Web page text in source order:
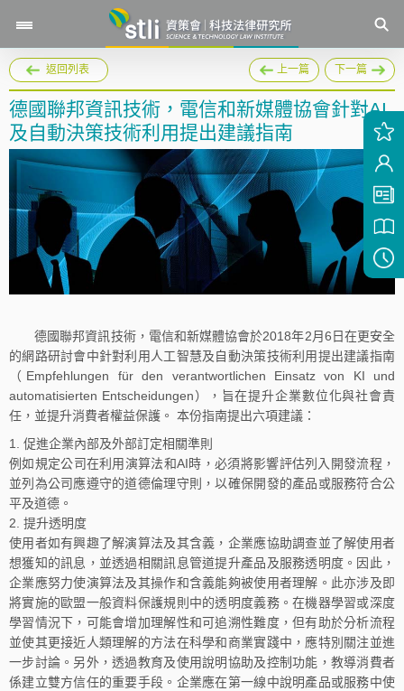
返回列表 上一篇 下一篇
德國聯邦資訊技術，電信和新媒體協會針對AI
及自動決策技術利用提出建議指南
德國聯邦資訊技術，電信和新媒體協會於2018年2月6日在更安全
的網路研討會中針對利用人工智慧及自動決策技術利用提出建議指南
（Empfehlungen für den verantwortlichen Einsatz von KI und
automatisierten Entscheidungen），旨在提升企業數位化與社會責
任，並提升消費者權益保護。 本份指南提出六項建議：
促進企業內部及外部訂定相關準則
例如規定公司在利用演算法和AI時，必須將影響評估列入開發流程，
並列為公司應遵守的道德倫理守則，以確保開發的產品或服務符合公
平及道德。
提升透明度
使用者如有興趣了解演算法及其含義，企業應協助調查並了解使用者
想獲知的訊息，並透過相關訊息管道提升產品及服務透明度。因此，
企業應努力使演算法及其操作和含義能夠被使用者理解。此亦涉及即
將實施的歐盟一般資料保護規則中的透明度義務。在機器學習或深度
學習情況下，可能會增加理解性和可追溯性難度，但有助於分析流程
並使其更接近人類理解的方法在科學和商業實踐中，應特別關注並進
一步討論。另外，透過教育及使用說明協助及控制功能，教導消費者
係建立雙方信任的重要手段。企業應在第一線中說明產品或服務中使